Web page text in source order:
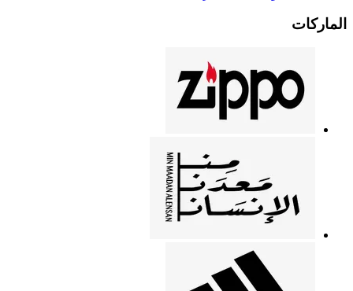
الماركات